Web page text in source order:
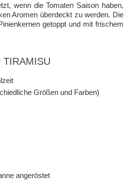
wenn die Tomaten Saison haben,
Aromen überdeckt zu werden. Die
getoppt und mit frischem
TIRAMISU
Größen und Farben)
angeröstet